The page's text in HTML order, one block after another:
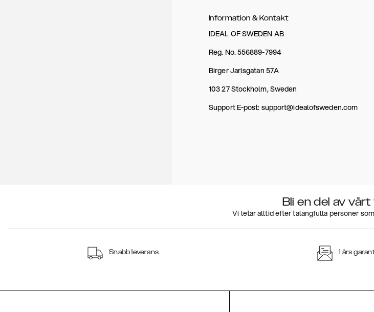
Information & Kontakt
IDEAL OF SWEDEN AB
Reg. No. 556889-7994
Birger Jarlsgatan 57A
103 27 Stockholm, Sweden
Support E-post: support@idealofsweden.com
Bli en del av
Vi letar alltid efter talangfulla personer
Snabb leverans 1 års